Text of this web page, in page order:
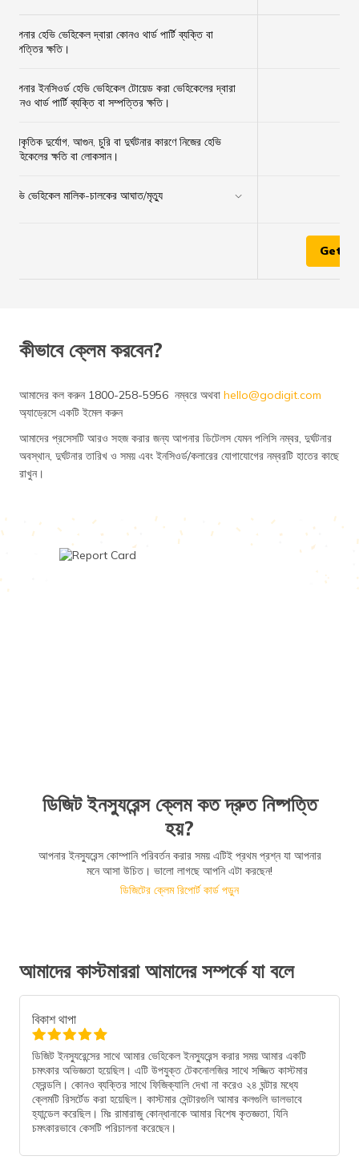
আপনার হেভি ভেহিকেল দ্বারা কোনও থার্ড পার্টি ব্যক্তি বা
সম্পত্তির ক্ষতি।
আপনার ইনসিওর্ড হেভি ভেহিকেল টোয়েড করা ভেহিকেলের দ্বারা
কোনও থার্ড পার্টি ব্যক্তি বা সম্পত্তির ক্ষতি।
প্রাকৃতিক দুর্যোগ, আগুন, চুরি বা দুর্ঘটনার কারণে নিজের হেভি
ভেহিকেলের ক্ষতি বা লোকসান।
হেভি ভেহিকেল মালিক-চালকের আঘাত/মৃত্যু
Get
কীভাবে ক্লেম করবেন?
আমাদের কল করুন 1800-258-5956 নম্বরে অথবা hello@godigit.com
অ্যাড্রেসে একটি ইমেল করুন
আমাদের প্রসেসটি আরও সহজ করার জন্য আপনার ডিটেলস যেমন পলিসি নম্বর, দুর্ঘটনার
অবস্থান, দুর্ঘটনার তারিখ ও সময় এবং ইনসিওর্ড/কলারের যোগাযোগের নম্বরটি হাতের কাছে
রাখুন।
ডিজিট ইনস্যুরেন্স ক্লেম কত দ্রুত নিষ্পত্তি
হয়?
আপনার ইনস্যুরেন্স কোম্পানি পরিবর্তন করার সময় এটিই প্রথম প্রশ্ন যা আপনার
মনে আসা উচিত। ভালো লাগছে আপনি এটা করছেন!
ডিজিটের ক্লেম রিপোর্ট কার্ড পড়ুন
আমাদের কাস্টমাররা আমাদের সম্পর্কে যা বলে
বিকাশ থাপা
ডিজিট ইনস্যুরেন্সের সাথে আমার ভেহিকেল ইনস্যুরেন্স করার সময় আমার একটি
চমৎকার অভিজ্ঞতা হয়েছিল। এটি উপযুক্ত টেকনোলজির সাথে সজ্জিত কাস্টমার
ফ্রেন্ডলি। কোনও ব্যক্তির সাথে ফিজিক্যালি দেখা না করেও ২৪ ঘন্টার মধ্যে
ক্লেমটি রিসর্টেড করা হয়েছিল। কাস্টমার সেন্টারগুলি আমার কলগুলি ভালভাবে
হ্যান্ডেল করেছিল। মিঃ রামারাজু কোন্ধানাকে আমার বিশেষ কৃতজ্ঞতা, যিনি
চমৎকারভাবে কেসটি পরিচালনা করেছেন।